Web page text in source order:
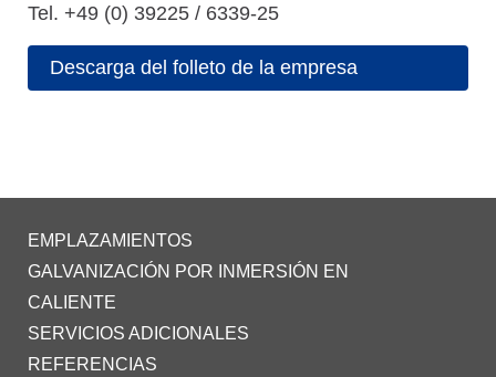
Tel. +49 (0) 39225 / 6339-25
Descarga del folleto de la empresa
EMPLAZAMIENTOS
GALVANIZACIÓN POR INMERSIÓN EN
CALIENTE
SERVICIOS ADICIONALES
REFERENCIAS